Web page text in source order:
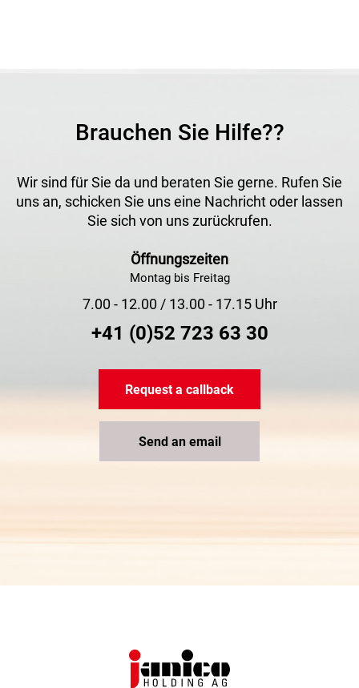
Brauchen Sie Hilfe??
Wir sind für Sie da und beraten Sie gerne. Rufen Sie
uns an, schicken Sie uns eine Nachricht oder lassen
Sie sich von uns zurückrufen.
Öffnungszeiten
Montag bis Freitag
7.00 - 12.00 / 13.00 - 17.15 Uhr
+41 (0)52 723 63 30
Request a callback
Send an email